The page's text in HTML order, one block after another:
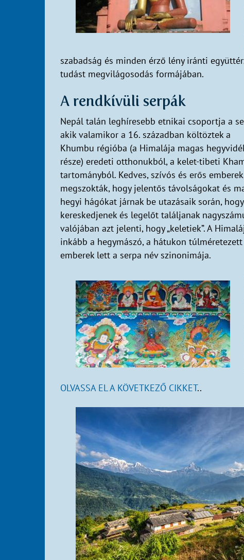
szabadság és minden érző lény iránti
tudást megvilágosodás formájában.
A rendkívüli serpák
Nepál talán leghíresebb etnikai csoportja a
akik valamikor a 16. században költöztek a
Khumbu régióba (a Himalája magas
része) eredeti otthonukból, a kelet-tibeti
tartományból. Kedves, szívós és erős
megszokták, hogy jelentős távolságokat és
hegyi hágókat járnak be utazásaik során, hogy
kereskedjenek és legelőt találjanak
valójában azt jelenti, hogy „keletiek”. A
inkább a hegymászó, a hátukon
emberek lett a serpa név szinonimája.
OLVASSA EL A KÖVETKEZŐ CIKKET..